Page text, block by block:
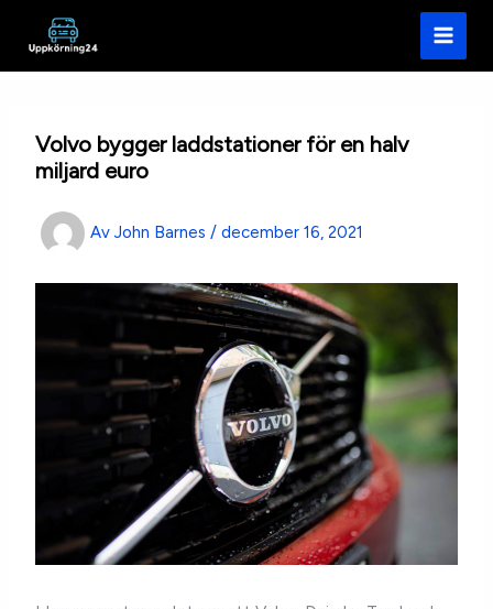
innehåll
Volvo bygger laddstationer för en halv
miljard euro
AvJohn Barnes/december 16, 2021